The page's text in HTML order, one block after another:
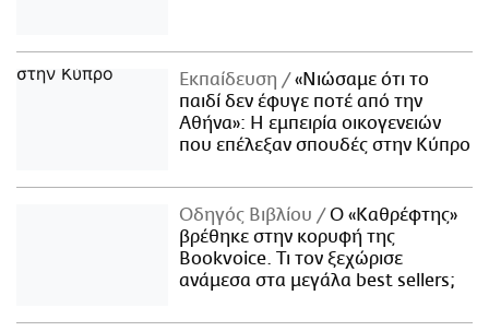
Εκπαίδευση
«Νιώσαμε ότι το
παιδί δεν έφυγε ποτέ από την
Αθήνα»: Η εμπειρία οικογενειών
που επέλεξαν σπουδές στην Κύπρο
Οδηγός Βιβλίου
Ο «Καθρέφτης»
βρέθηκε στην κορυφή της
Bookvoice. Τι τον ξεχώρισε
ανάμεσα στα μεγάλα best sellers;